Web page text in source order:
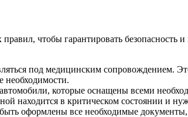
чтобы гарантировать безопасность
под медицинским сопровождением.
необходимости.
которые оснащены всеми
находится в критическом состоянии и
оформлены все необходимые